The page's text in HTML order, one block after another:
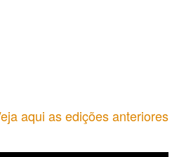
aqui as edições anteriores